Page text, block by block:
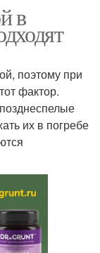
в
поэтому при
фактор.
их в погребе